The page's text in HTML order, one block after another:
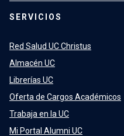
SERVICIOS
Red Salud UC Christus
Almacén UC
Librerías UC
Oferta de Cargos Académicos
Trabaja en la UC
Mi Portal Alumni UC